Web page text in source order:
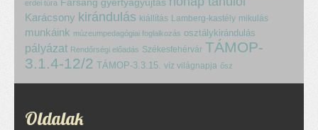
erdei túra
Karácsony kirándulás kiállítás Lamberg-kastély mikulás
munkáink múzeumpedagógiai foglalkozás osztálykirándulás
pályázat Rendőrségi előadás Székesfehérvár TÁMOP-
3.1.4-12/2 TÁMOP-3.3.15. víz világnapja ősz
Oldalak